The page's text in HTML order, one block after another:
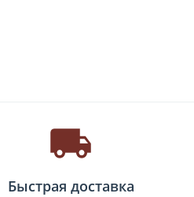
Быстрая доставка